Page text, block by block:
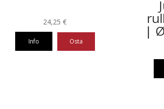
24,25€
Info Osta
|